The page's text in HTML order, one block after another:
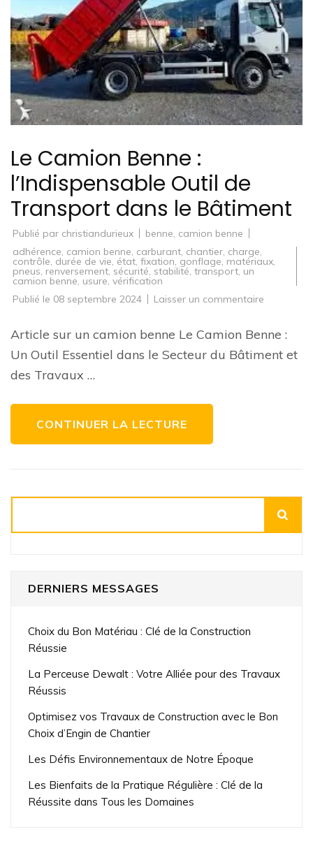
Le Camion Benne :
l’Indispensable Outil de
Transport dans le Bâtiment
Publié par christiandurieux benne, camion benne
adhérence, camion benne, carburant, chantier, charge,
contrôle, durée de vie, état, fixation, gonflage, matériaux,
pneus, renversement, sécurité, stabilité, transport, un
camion benne, usure, vérification
Publié le 08 septembre 2024 Laisser un commentaire
:
Outil
Article sur un camion benne Le Camion Benne :
Un Outil Essentiel dans le Secteur du Bâtiment et
des Travaux …
CONTINUER LA LECTURE
DERNIERS MESSAGES
Choix du Bon Matériau : Clé de la Construction
Réussie
La Perceuse Dewalt : Votre Alliée pour des Travaux
Réussis
Optimisez vos Travaux de Construction avec le Bon
Choix d’Engin de Chantier
Les Défis Environnementaux de Notre Époque
Les Bienfaits de la Pratique Régulière : Clé de la
Réussite dans Tous les Domaines